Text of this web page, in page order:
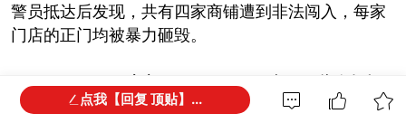
警员抵达后发现，共有四家商铺遭到非法闯入，每家
门店的正门均被暴力砸毁。
Fish out of Water店主Chris Thompson表示，此次损毁
由六名涉嫌非法闯入者造成，不过这群人最终一无所
点我【回复 顶贴】...